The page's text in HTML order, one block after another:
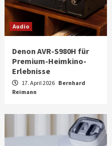
Audio
Denon AVR-S980H für
Premium-Heimkino-
Erlebnisse
17. April 2026 Bernhard
Reimann